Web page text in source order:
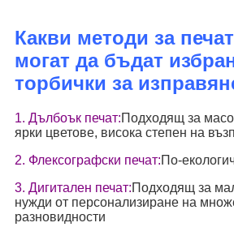
Какви методи за
могат да бъдат
торбички за
1. Дълбоък печат:Подходящ за
ярки цветове, висока степен на
2. Флексографски печат:По-
3. Дигитален печат:Подходящ за
нужди от персонализиране на
разновидности